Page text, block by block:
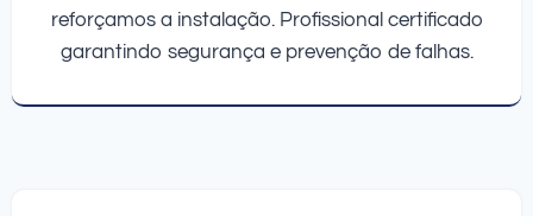
reforçamos a instalação. Profissional certificado
garantindo segurança e prevenção de falhas.